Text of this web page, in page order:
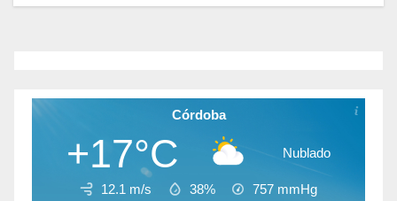
Córdoba
+17°C Nublado
12.1 m/s 38% 757 mmHg